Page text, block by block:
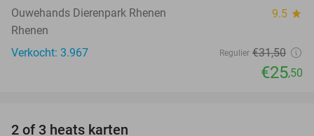
Ouwehands Dierenpark Rhenen 9.5 star
Rhenen
Verkocht: 3.967
Regulier €31,50
€25,50
2 of 3 heats karten